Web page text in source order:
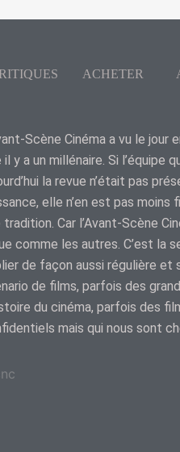
ACHETER
Scène Cinéma a vu le jour
il y a un millénaire. Si l’équipe
la revue n’était pas
elle n’en est pas moins
tradition. Car l’Avant-Scène
comme les autres. C’est la
de façon aussi régulière et
de films, parfois des
du cinéma, parfois des
mais qui nous sont